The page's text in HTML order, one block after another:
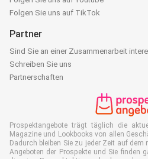
Folgen Sie uns auf TikTok
Partner
Sind Sie an einer Zusammenarbeit
Schreiben Sie uns
Partnerschaften
Prospektangebote trägt täglich die
Magazine und Lookbooks von allen
Dadurch bleiben Sie zu jeder Zeit auf dem
Angeboten der Prospekte und Sie finden